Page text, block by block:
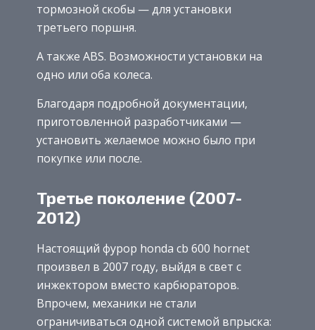
тормозной скобы — для установки
третьего поршня.
А также ABS. Возможности установки на
одно или оба колеса.
Благодаря подробной документации,
приготовленной разработчиками —
установить желаемое можно было при
покупке или после.
Третье поколение (2007-
2012)
Настоящий фурор honda cb 600 hornet
произвел в 2007 году, выйдя в свет с
инжектором вместо карбюраторов.
Впрочем, механики не стали
ограничиваться одной системой впрыска: